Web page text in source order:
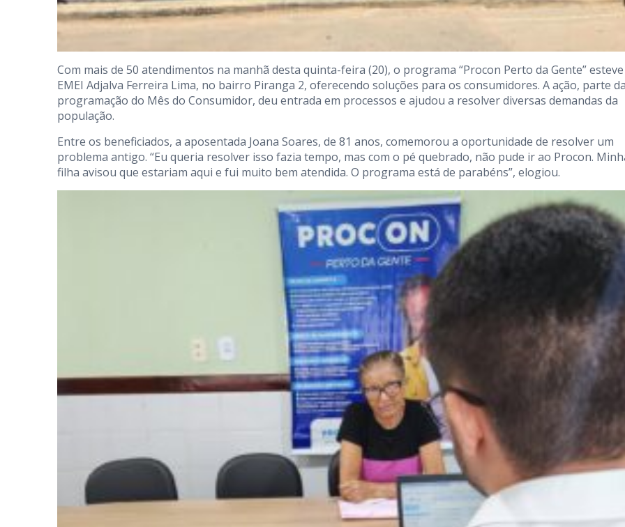
Com mais de 50 atendimentos na manhã desta quinta-feira (20), o programa “Procon Perto da Gente”
EMEI Adjalva Ferreira Lima, no bairro Piranga 2, oferecendo soluções para os consumidores. A ação, parte
programação do Mês do Consumidor, deu entrada em processos e ajudou a resolver diversas demandas da
população.
Entre os beneficiados, a aposentada Joana Soares, de 81 anos, comemorou a oportunidade de resolver um
problema antigo. “Eu queria resolver isso fazia tempo, mas com o pé quebrado, não pude ir ao Procon.
filha avisou que estariam aqui e fui muito bem atendida. O programa está de parabéns”, elogiou.